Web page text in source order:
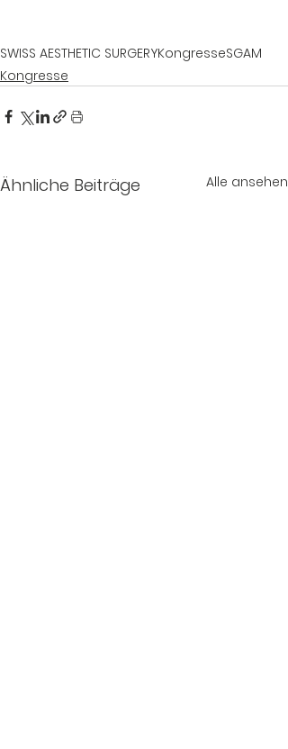
SWISS AESTHETIC SURGERYKongresseSGAM
Kongresse
Ähnliche Beiträge Alle ansehen